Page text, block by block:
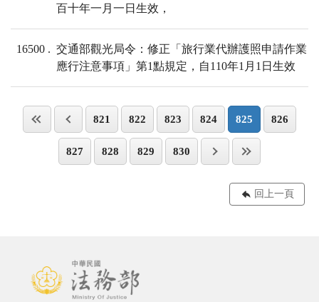
百十年一月一日生效，
16500
交通部觀光局令：修正「旅行業代辦護照申請作業
應行注意事項」第1點規定，自110年1月1日生效
821 822 823 824 825 826
827 828 829 830
回上一頁